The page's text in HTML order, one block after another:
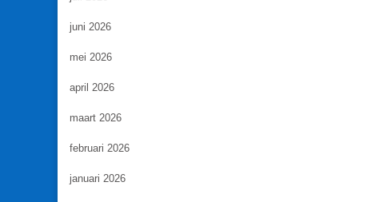
juni 2026
mei 2026
april 2026
maart 2026
februari 2026
januari 2026